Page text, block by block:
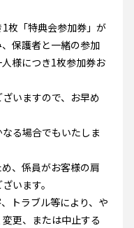
枚「特典会参加券」が
保護者と一緒の参加
様につき1枚参加券お
いますので、お早め
る場合でもいたしま
、係員がお客様の肩
います。
トラブル等により、や
更、または中止する